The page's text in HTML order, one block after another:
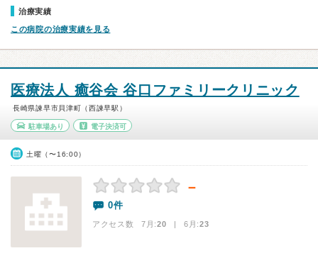
治療実績
この病院の治療実績を見る
医療法人 癒谷会 谷口ファミリークリニック
長崎県諫早市貝津町（西諫早駅）
駐車場あり 電子決済可
土曜（〜16:00）
－
0件
アクセス数 7月:20 | 6月:23